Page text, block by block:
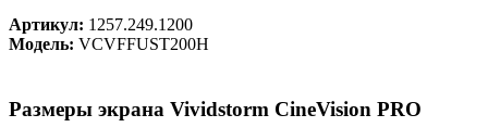
Артикул: 1257.249.1200
Модель: VCVFFUST200H
Размеры экрана Vividstorm CineVision PRO